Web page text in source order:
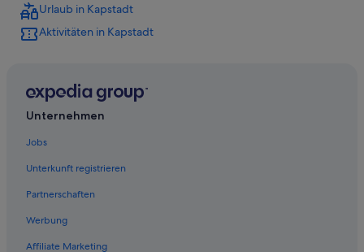
Clifton: Hotels
Nachhaltige in Camps Bay
Boutique- in Camps Bay
Romantische in Camps Bay
Boutique- in Oranjezicht
Hotels mit Klimaanlage in Camps Bay
Urlaub in Kapstadt
Aktivitäten in Kapstadt
Unternehmen
Jobs
Unterkunft registrieren
Partnerschaften
Werbung
Affiliate Marketing